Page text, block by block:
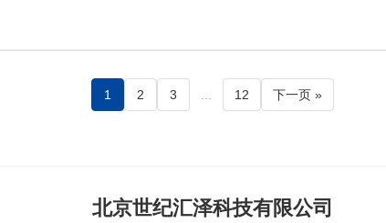
1 2 3 12 下一页 »
北京世纪汇泽科技有限公司